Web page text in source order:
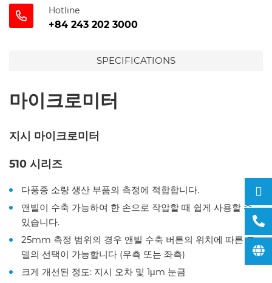
Hotline
+84 243 202 3000
SPECIFICATIONS
마이크로미터
지시 마이크로미터
510 시리즈
다풍종 소량 생산 부품의 측정에 적합합니다.
앤빌이 수축 가능하여 한 손으로 작압할 때 쉽게 사용할 수
있습니다.
25mm 측정 범위의 경우 앤빌 수축 버튼의 위치에 따른 모
델의 선택이 가능합니다 (우측 또는 좌측)
크게 개선된 정도: 지시 오차 및 1μm 눈금